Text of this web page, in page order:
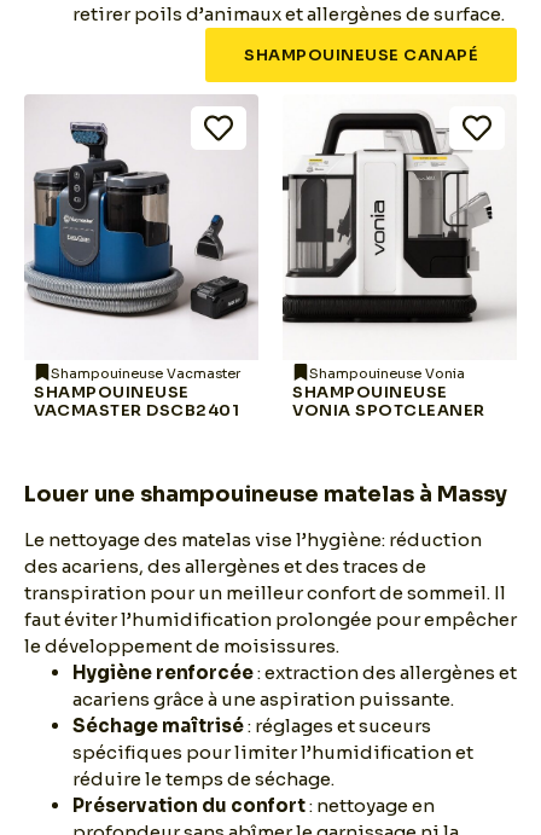
retirer poils d’animaux et allergènes de surface.
SHAMPOUINEUSE CANAPÉ
Shampouineuse Vacmaster
SHAMPOUINEUSE
VACMASTER DSCB2401
Shampouineuse Vonia
SHAMPOUINEUSE
VONIA SPOTCLEANER
Louer une shampouineuse matelas à Massy
Le nettoyage des matelas vise l’hygiène: réduction
des acariens, des allergènes et des traces de
transpiration pour un meilleur confort de sommeil. Il
faut éviter l’humidification prolongée pour empêcher
le développement de moisissures.
Hygiène renforcée: extraction des allergènes et
acariens grâce à une aspiration puissante.
Séchage maîtrisé: réglages et suceurs
spécifiques pour limiter l’humidification et
réduire le temps de séchage.
Préservation du confort: nettoyage en